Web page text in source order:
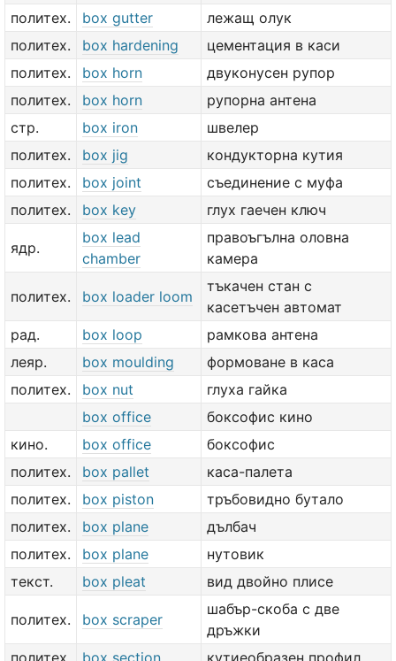
политех.
box gutter
лежащ олук
политех.
box hardening
цементация в каси
политех.
box horn
двуконусен рупор
политех.
box horn
рупорна антена
стр.
box iron
швелер
политех.
box jig
кондукторна кутия
политех.
box joint
съединение с муфа
политех.
box key глух гаечен ключ
ядр.
box lead
chamber
правоъгълна оловна
камера
политех. box loader loom
тъкачен стан с
касетъчен автомат
рад.
box loop
рамкова антена
леяр.
box moulding
формоване в каса
политех.
box nut
глуха гайка
box office
боксофис кино
кино.
box office
боксофис
политех.
box pallet
каса-палета
политех.
box piston
тръбовидно бутало
политех.
box plane
дълбач
политех.
box plane
нутовик
текст.
box pleat вид двойно плисе
политех. box scraper
шабър-скоба с две
дръжки
политех.
box section
кутиеобразен профил